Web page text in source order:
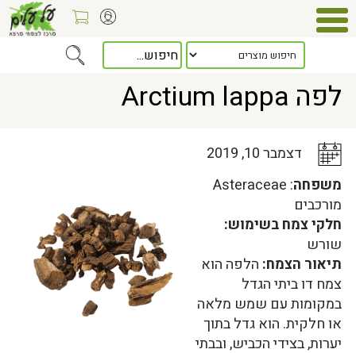
כלל המאמרים> לפה Arctium lappa
לפה Arctium lappa
דצמבר 10, 2019
משפחה : Asteraceae
מורכבים
חלקי צמח בשימוש:
שורש
תיאור הצמח: הלפה הוא
צמח דו ביתי הגדל
במקומות עם שמש מלאה
או חלקית. הוא גדל בתוך
יערות, בצידי הכביש, ובבתי